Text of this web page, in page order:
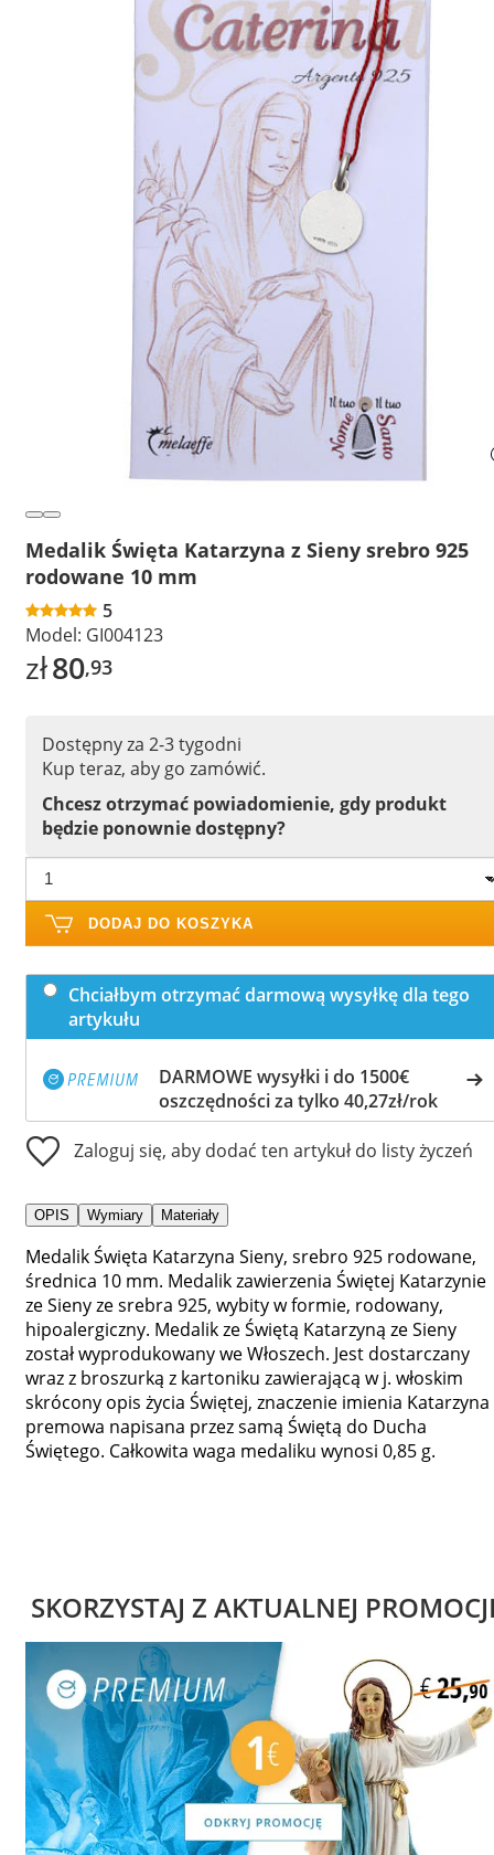
Medalik Święta Katarzyna z Sieny srebro 925
rodowane 10 mm
5
Model: GI004123
zł80,93
Dostępny za 2-3 tygodni
Kup teraz, aby go zamówić.
Chcesz otrzymać powiadomienie, gdy produkt
będzie ponownie dostępny?
DODAJ DO KOSZYKA
Chciałbym otrzymać darmową wysyłkę dla tego
artykułu
DARMOWE wysyłki i do 1500€
oszczędności za tylko 40,27zł/rok
Zaloguj się, aby dodać ten artykuł do listy życzeń
OPIS Wymiary Materiały
Medalik Święta Katarzyna Sieny, srebro 925 rodowane,
średnica 10 mm. Medalik zawierzenia Świętej Katarzynie
ze Sieny ze srebra 925, wybity w formie, rodowany,
hipoalergiczny. Medalik ze Świętą Katarzyną ze Sieny
został wyprodukowany we Włoszech. Jest dostarczany
wraz z broszurką z kartoniku zawierającą w j. włoskim
skrócony opis życia Świętej, znaczenie imienia Katarzyna
premowa napisana przez samą Świętą do Ducha
Świętego. Całkowita waga medaliku wynosi 0,85 g.
SKORZYSTAJ Z AKTUALNEJ